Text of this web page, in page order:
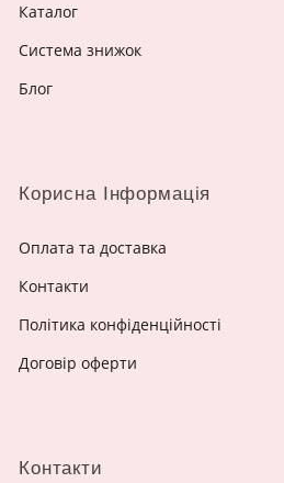
Контакти
Каталог
Система знижок
Блог
Корисна Інформація
Оплата та доставка
Контакти
Політика конфіденційності
Договір оферти